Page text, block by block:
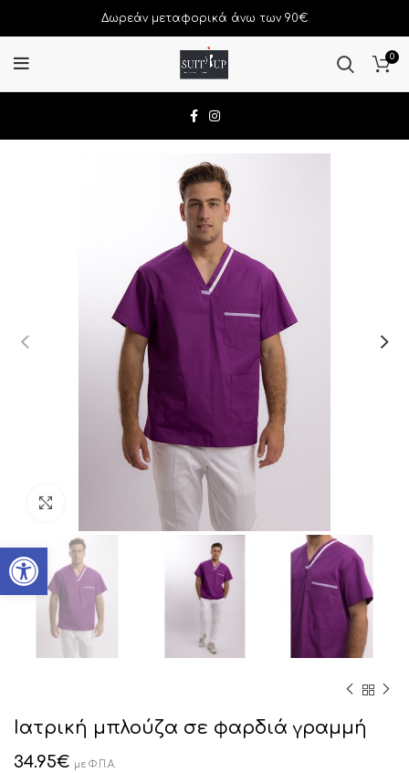
Ανοίξτε τη γραμμή εργαλείων
Δωρεάν μεταφορικά άνω των 90€
0
Click to enlarge
Ιατρική μπλούζα σε φαρδιά γραμμή
34.95€ με Φ.Π.Α.